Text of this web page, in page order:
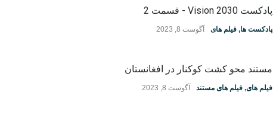
پادکست Vision 2030 - قسمت 2
پادکست ها, فیلم های آگوست 8, 2023
مستند محو کشت کوکنار در افغانستان
فیلم های, فیلم های مستند آگوست 8, 2023